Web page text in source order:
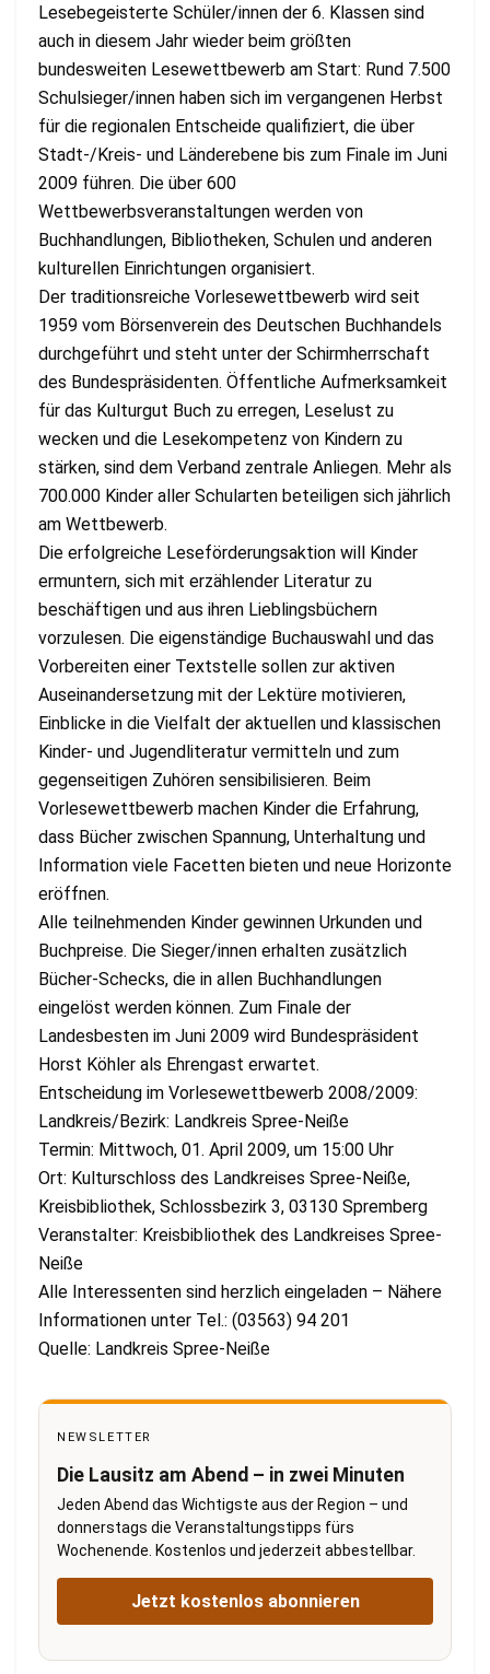
Lesebegeisterte Schüler/innen der 6. Klassen sind
auch in diesem Jahr wieder beim größten
bundesweiten Lesewettbewerb am Start: Rund 7.500
Schulsieger/innen haben sich im vergangenen Herbst
für die regionalen Entscheide qualifiziert, die über
Stadt-/Kreis- und Länderebene bis zum Finale im Juni
2009 führen. Die über 600
Wettbewerbsveranstaltungen werden von
Buchhandlungen, Bibliotheken, Schulen und anderen
kulturellen Einrichtungen organisiert.
Der traditionsreiche Vorlesewettbewerb wird seit
1959 vom Börsenverein des Deutschen Buchhandels
durchgeführt und steht unter der Schirmherrschaft
des Bundespräsidenten. Öffentliche Aufmerksamkeit
für das Kulturgut Buch zu erregen, Leselust zu
wecken und die Lesekompetenz von Kindern zu
stärken, sind dem Verband zentrale Anliegen. Mehr als
700.000 Kinder aller Schularten beteiligen sich jährlich
am Wettbewerb.
Die erfolgreiche Leseförderungsaktion will Kinder
ermuntern, sich mit erzählender Literatur zu
beschäftigen und aus ihren Lieblingsbüchern
vorzulesen. Die eigenständige Buchauswahl und das
Vorbereiten einer Textstelle sollen zur aktiven
Auseinandersetzung mit der Lektüre motivieren,
Einblicke in die Vielfalt der aktuellen und klassischen
Kinder- und Jugendliteratur vermitteln und zum
gegenseitigen Zuhören sensibilisieren. Beim
Vorlesewettbewerb machen Kinder die Erfahrung,
dass Bücher zwischen Spannung, Unterhaltung und
Information viele Facetten bieten und neue Horizonte
eröffnen.
Alle teilnehmenden Kinder gewinnen Urkunden und
Buchpreise. Die Sieger/innen erhalten zusätzlich
Bücher-Schecks, die in allen Buchhandlungen
eingelöst werden können. Zum Finale der
Landesbesten im Juni 2009 wird Bundespräsident
Horst Köhler als Ehrengast erwartet.
Entscheidung im Vorlesewettbewerb 2008/2009:
Landkreis/Bezirk: Landkreis Spree-Neiße
Termin: Mittwoch, 01. April 2009, um 15:00 Uhr
Ort: Kulturschloss des Landkreises Spree-Neiße,
Kreisbibliothek, Schlossbezirk 3, 03130 Spremberg
Veranstalter: Kreisbibliothek des Landkreises Spree-
Neiße
Alle Interessenten sind herzlich eingeladen – Nähere
Informationen unter Tel.: (03563) 94 201
Quelle: Landkreis Spree-Neiße
NEWSLETTER
Die Lausitz am Abend – in zwei Minuten
Jeden Abend das Wichtigste aus der Region – und
donnerstags die Veranstaltungstipps fürs
Wochenende. Kostenlos und jederzeit abbestellbar.
Jetzt kostenlos abonnieren